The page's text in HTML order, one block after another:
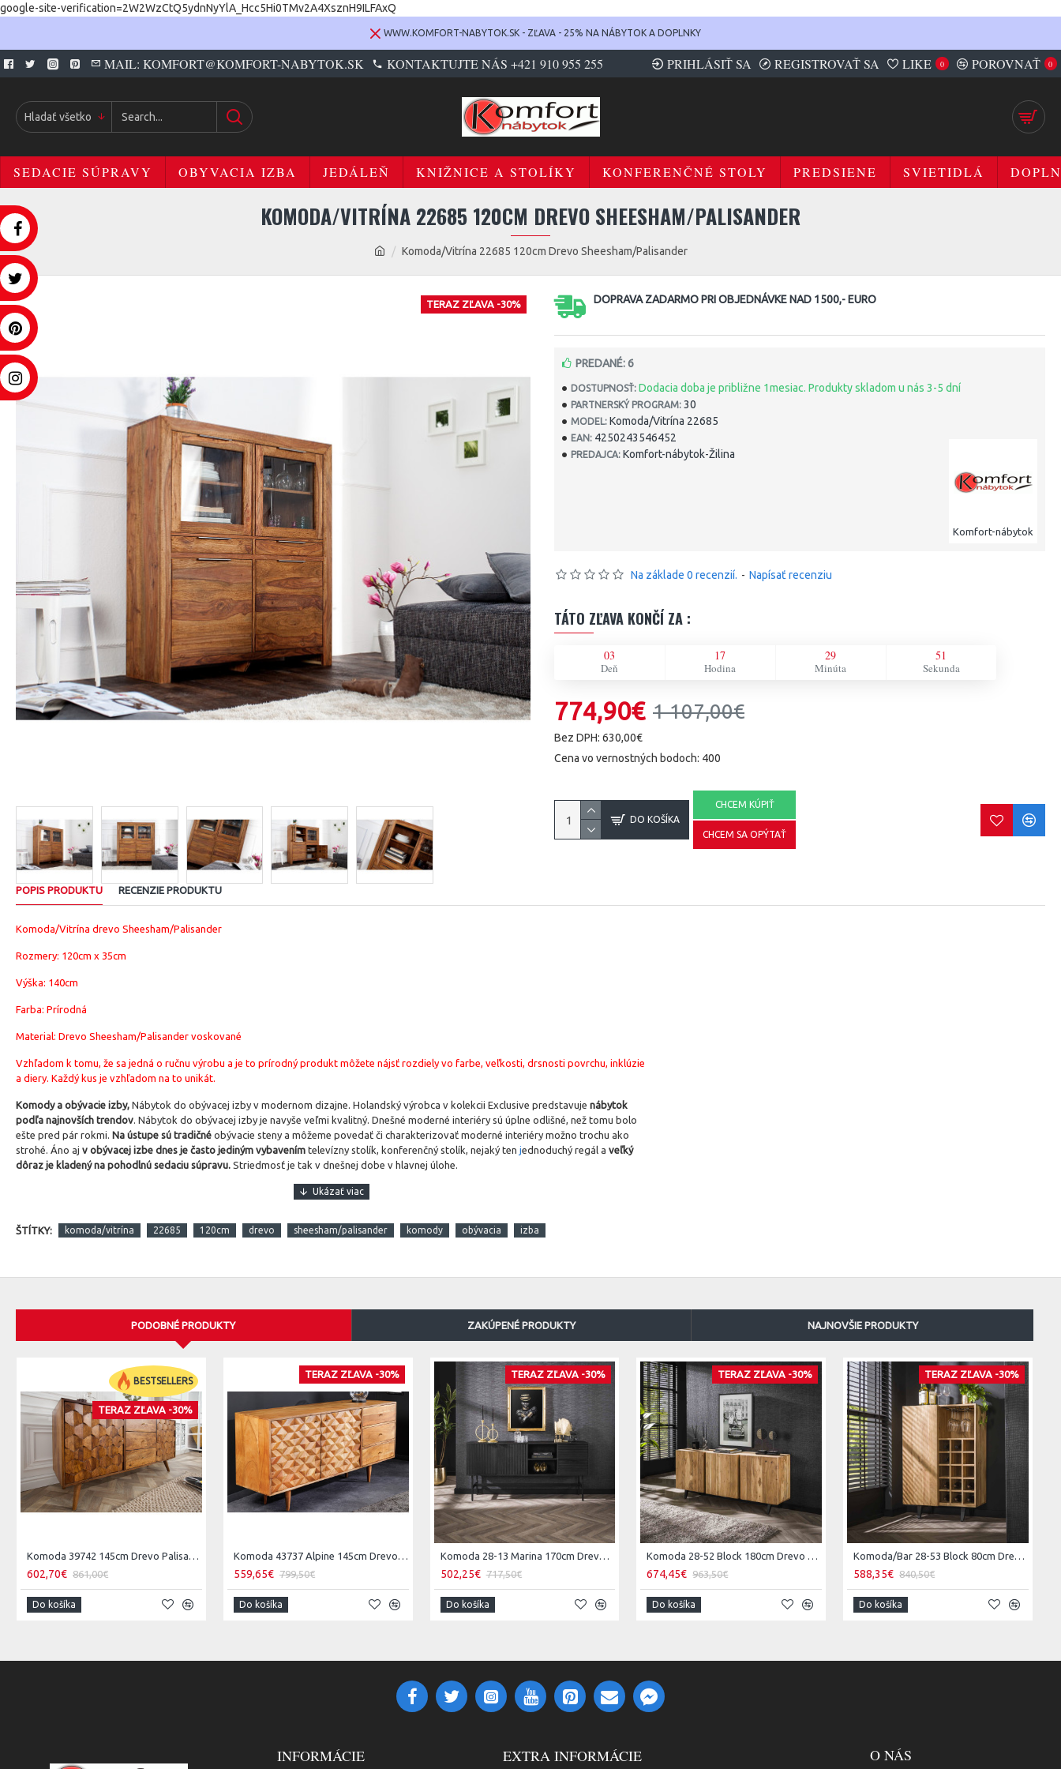
google-site-verification=2W2WzCtQ5ydnNyYlA_Hcc5Hi0TMv2A4XsznH9ILFAxQ
WWW.KOMFORT-NABYTOK.SK - ZĽAVA - 25% NA NÁBYTOK A DOPLNKY
MAIL: KOMFORT@KOMFORT-NABYTOK.SK KONTAKTUJTE NÁS +421 910 955 255 PRIHLÁSIŤ SA REGISTROVAŤ SA LIKE 0 POROVNAŤ 0
Hladať všetko
SEDACIE SÚPRAVY OBYVACIA IZBA JEDÁLEŇ KNIŽNICE A STOLÍKY KONFERENČNÉ STOLY PREDSIENE SVIETIDLÁ
Komoda/Vitrína 22685 120cm Drevo Sheesham/Palisander
KOMODA/VITRÍNA 22685 120CM DREVO SHEESHAM/PALISANDER
TERAZ ZĽAVA -30% DOPRAVA ZADARMO PRI OBJEDNÁVKE NAD 1500,- EURO
DOSTUPNOSŤ: Dodacia doba je približne 1mesiac. Produkty skladom u nás 3-5 dní
PARTNERSKÝ PROGRAM: 30
MODEL: Komoda/Vitrína 22685
EAN: 4250243546452
PREDAJCA: Komfort-nábytok-Žilina
Komfort-nábytok
PREDANÉ: 6
Na základe 0 recenzií. - Napísať recenziu
TÁTO ZĽAVA KONČÍ ZA :
03
Deň
17
Hodina
29
Minúta
50
Sekunda
774,90€ 1 107,00€
Bez DPH: 630,00€
Cena vo vernostných bodoch: 400
DO KOŠÍKA
CHCEM KÚPIŤ
CHCEM SA OPÝTAŤ
POPIS PRODUKTU RECENZIE PRODUKTU
Komoda/Vitrína drevo Sheesham/Palisander
Rozmery: 120cm x 35cm
Výška: 140cm
Farba: Prírodná
Material: Drevo Sheesham/Palisander voskované
Vzhľadom k tomu, že sa jedná o ručnu výrobu a je to prírodný produkt môžete nájsť rozdiely vo farbe, veľkosti, drsnosti povrchu, inklúzie
a diery. Každý kus je vzhľadom na to unikát.
Komody a obývacie izby, Nábytok do obývacej izby v modernom dizajne. Holandský výrobca v kolekcii Exclusive predstavuje nábytok
podľa najnovších trendov. Nábytok do obývacej izby je navyše veľmi kvalitný. Dnešné moderné interiéry sú úplne odlišné, než tomu bolo
ešte pred pár rokmi. Na ústupe sú tradičné obývacie steny a môžeme povedať či charakterizovať moderné interiéry možno trochu ako
strohé. Áno aj v obývacej izbe dnes je často jediným vybavením televízny stolík, konferenčný stolík, nejaký ten jednoduchý regál a veľký
dôraz je kladený na pohodlnú sedaciu súpravu. Striedmosť je tak v dnešnej dobe v hlavnej úlohe.
ŠTÍTKY: komoda/vitrína 22685 120cm drevo sheesham/palisander komody obývacia izba
PODOBNÉ PRODUKTY ZAKÚPENÉ PRODUKTY NAJNOVŠIE PRODUKTY
BESTSELLERS
TERAZ ZĽAVA -30%
Komoda 39742 145cm Drevo Palisander Retro
602,70€ 861,00€
Do košíka
TERAZ ZĽAVA -30%
Komoda 43737 Alpine 145cm Drevo Acacia Honey
559,65€ 799,50€
Do košíka
TERAZ ZĽAVA -30%
Komoda 28-13 Marina 170cm Drevo Mango
502,25€ 717,50€
Do košíka
TERAZ ZĽAVA -30%
Komoda 28-52 Block 180cm Drevo Acacia
674,45€ 963,50€
Do košíka
TERAZ ZĽAVA -30%
Komoda/Bar 28-53 Block 80cm Drevo Acacia
588,35€ 840,50€
Do košíka
INFORMÁCIE EXTRA INFORMÁCIE O NÁS